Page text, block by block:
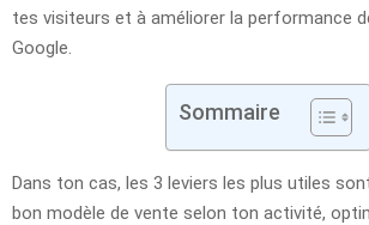
tes visiteurs et à améliorer la performance
Google.
Sommaire
Dans ton cas, les 3 leviers les plus utiles
bon modèle de vente selon ton activité,